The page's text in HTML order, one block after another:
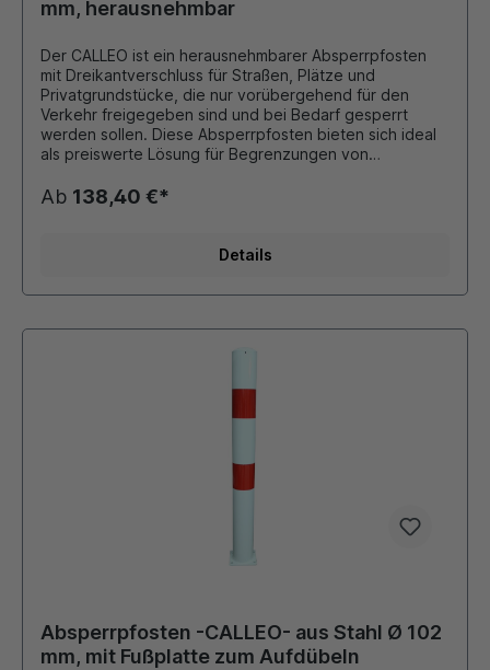
mm, herausnehmbar
Der CALLEO ist ein herausnehmbarer Absperrpfosten
mit Dreikantverschluss für Straßen, Plätze und
Privatgrundstücke, die nur vorübergehend für den
Verkehr freigegeben sind und bei Bedarf gesperrt
werden sollen. Diese Absperrpfosten bieten sich ideal
als preiswerte Lösung für Begrenzungen von
Material: Stahl feuerverzinkt, wahlweise
pulverbeschichtet Farbe: nur feuerverzinkt oder
mm Ausführung: herausnehmbar durch Dreikant nach
80x80 Länge: 400 mm Lieferbar mit 0, 1 oder 2
6.001) bitte separat dazu bestellen. Gegebenenfalls
Dieser Pfosten ist auch in der Kategorie "Poller" in
Ab 138,40 €*
Details
Absperrpfosten -CALLEO- aus Stahl Ø 102
mm, mit Fußplatte zum Aufdübeln